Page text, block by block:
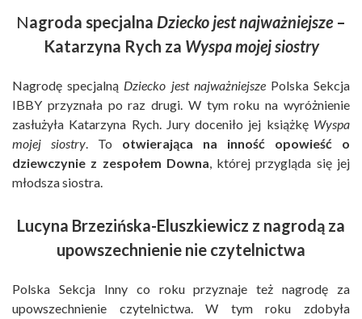
Nagroda specjalna Dziecko jest najważniejsze–
Katarzyna Rych za Wyspa mojej siostry
Nagrodę specjalną Dziecko jest najważniejszePolska Sekcja
IBBY przyznała po raz drugi. W tym roku na wyróżnienie
zasłużyła Katarzyna Rych. Jury doceniło jej książkę Wyspa
mojej siostry. To otwierająca na inność opowieść o
dziewczynie z zespołem Downa, której przygląda się jej
młodsza siostra.
Lucyna Brzezińska-Eluszkiewicz z nagrodą za
upowszechnienie nie czytelnictwa
Polska Sekcja Inny co roku przyznaje też nagrodę za
upowszechnienie czytelnictwa. W tym roku zdobyła